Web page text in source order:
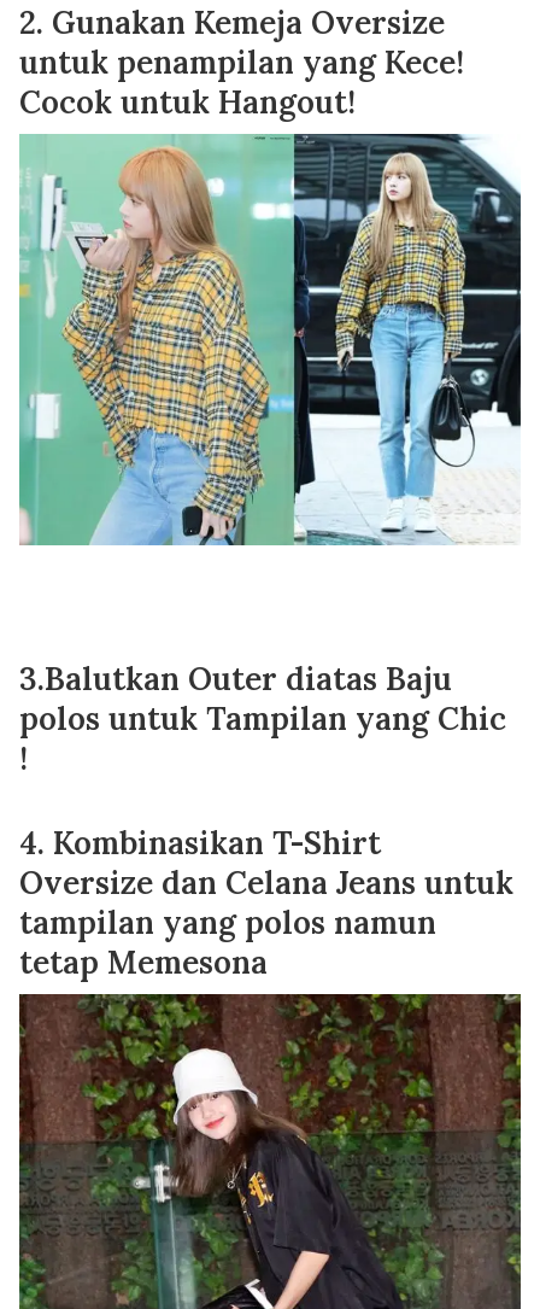
2. Gunakan Kemeja Oversize
untuk penampilan yang Kece!
Cocok untuk Hangout!
3.Balutkan Outer diatas Baju
polos untuk Tampilan yang Chic
!
4. Kombinasikan T-Shirt
Oversize dan Celana Jeans untuk
tampilan yang polos namun
tetap Memesona